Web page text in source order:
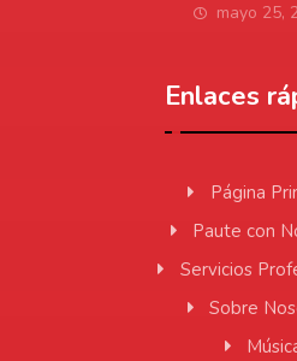
mayo 25,
Enlaces
Página
Paute con
Servicios
Sobre